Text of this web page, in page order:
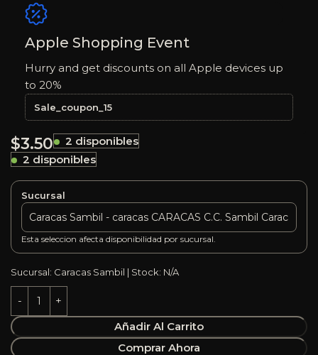
Apple Shopping Event
Hurry and get discounts on all Apple devices up
to 20%
Sale_coupon_15
$3.50
2 disponibles
2 disponibles
Sucursal
Esta seleccion afecta disponibilidad por sucursal.
Sucursal: Caracas Sambil | Stock: N/A
Añadir Al Carrito
Comprar Ahora